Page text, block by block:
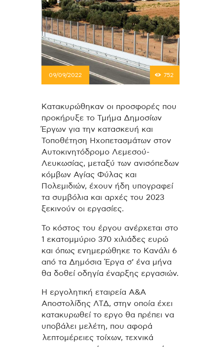
09/09/2022 752
Κατακυρώθηκαν οι προσφορές που
προκήρυξε το Τμήμα Δημοσίων
Έργων για την κατασκευή και
Τοποθέτηση Ηχοπετασμάτων στον
Αυτοκινητόδρομο Λεμεσού-
Λευκωσίας, μεταξύ των ανισόπεδων
κόμβων Αγίας Φύλας και
Πολεμιδιών, έχουν ήδη υπογραφεί
τα συμβόλια και αρχές του 2023
ξεκινούν οι εργασίες.
Το κόστος του έργου ανέρχεται στο
1 εκατομμύριο 370 χιλιάδες ευρώ
και όπως ενημερώθηκε το Κανάλι 6
από τα Δημόσια Έργα σ’ ένα μήνα
θα δοθεί οδηγία έναρξης εργασιών.
Η εργολητική εταιρεία Α&Α
Αποστολίδης ΛΤΔ, στην οποία έχει
κατακυρωθεί το εργο θα πρέπει να
υποβάλει μελέτη, που αφορά
λεπτομέρειες τοίχων, τεχνικά